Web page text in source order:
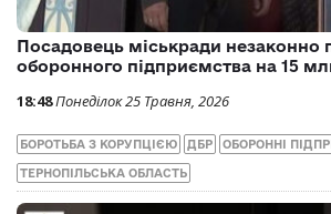
Посадовець міськради незаконно
оборонного підприємства на 15
18:48Понеділок 25 Травня, 2026
БОРОТЬБА З КОРУПЦІЄЮ ДБР ОБОРОННІ
ТЕРНОПІЛЬСЬКА ОБЛАСТЬ